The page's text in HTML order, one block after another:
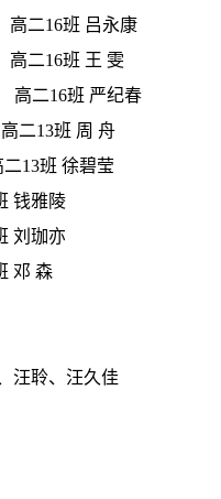
二16班 吕永康
二16班 王 雯
二16班 严纪春
二13班 周 舟
13班 徐碧莹
钱雅陵
珈亦
邓 森
汪聆、汪久佳